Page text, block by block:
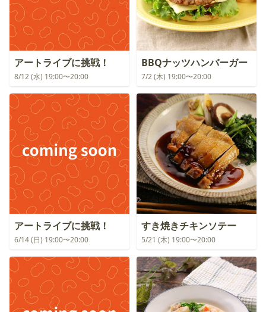
アートライブに挑戦！
8/12 (水) 19:00〜20:00
BBQナッツハンバーガー
7/2 (木) 19:00〜20:00
アートライブに挑戦！
6/14 (日) 19:00〜20:00
すき焼きチキンソテー
5/21 (木) 19:00〜20:00